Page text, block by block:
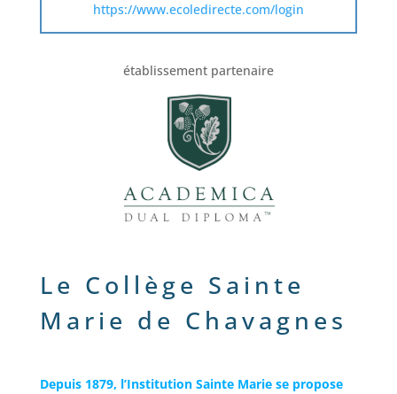
https://www.ecoledirecte.com/login
établissement partenaire
Le Collège Sainte
Marie de Chavagnes
Depuis 1879, l’Institution Sainte Marie se propose